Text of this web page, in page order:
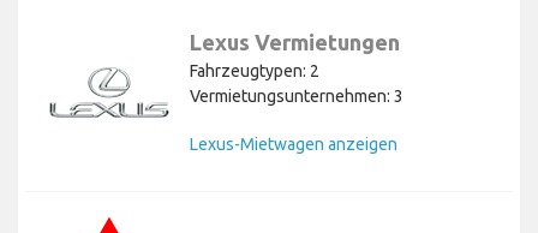
Lexus Vermietungen
Fahrzeugtypen: 2
Vermietungsunternehmen: 3
Lexus-Mietwagen anzeigen